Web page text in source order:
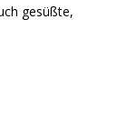
gesüßte,